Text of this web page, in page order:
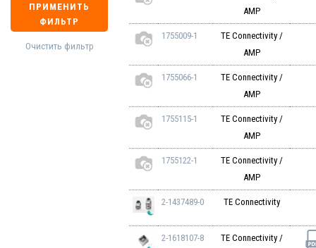
ПРИМЕНИТЬ
ФИЛЬТР
Очистить фильтр
AMP
1755009-1
TE Connectivity /
AMP
1755066-1
TE Connectivity /
AMP
1755115-1
TE Connectivity /
AMP
1755122-1
TE Connectivity /
AMP
2-1437489-0 TE Connectivity
2-1618107-8
TE Connectivity /